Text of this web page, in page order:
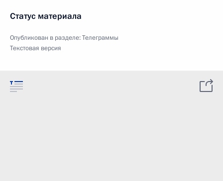
Статус материала
Опубликован в разделе:Телеграммы
Текстовая версия